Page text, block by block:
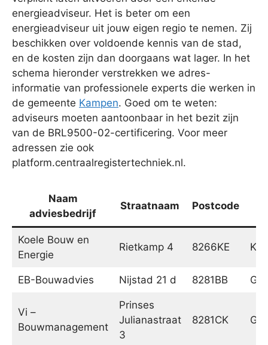
energieadviseur. Het is beter om een
energieadviseur uit jouw eigen regio te nemen. Zij
beschikken over voldoende kennis van de stad,
en de kosten zijn dan doorgaans wat lager. In het
schema hieronder verstrekken we adres-
informatie van professionele experts die werken in
de gemeente Kampen. Goed om te weten:
adviseurs moeten aantoonbaar in het bezit zijn
van de BRL9500-02-certificering. Voor meer
adressen zie ook
platform.centraalregistertechniek.nl.
Naam
adviesbedrijf
Straatnaam Postcode
Koele Bouw en
Energie
Rietkamp 4 8266KE
EB-Bouwadvies Nijstad 21 d 8281BB
Vi –
Bouwmanagement
Prinses
Julianastraat
3
8281CK